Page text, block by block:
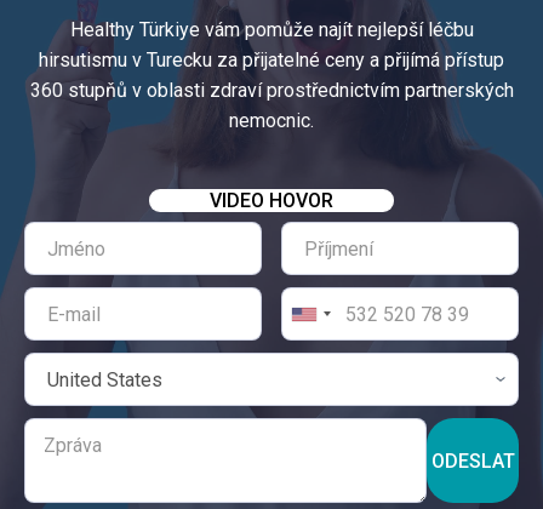
Healthy Türkiye vám pomůže najít nejlepší léčbu
hirsutismu v Turecku za přijatelné ceny a přijímá přístup
360 stupňů v oblasti zdraví prostřednictvím partnerských
nemocnic.
VIDEO HOVOR
ODESLAT